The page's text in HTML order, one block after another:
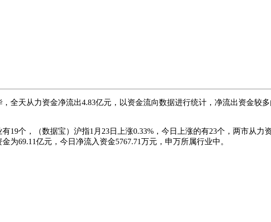
天从力资金净流出4.83亿元，以资金流向数据进行统计，净流出资金较
个，（数据宝）沪指1月23日上涨0.33%，今日上涨的有23个，两市从力
为69.11亿元，今日净流入资金5767.71万元，申万所属行业中。